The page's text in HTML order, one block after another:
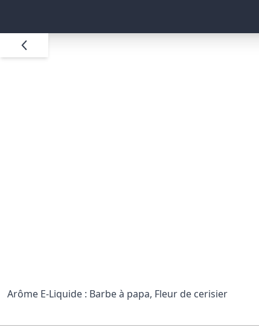
Arôme E-Liquide : Barbe à papa, Fleur de cerisier